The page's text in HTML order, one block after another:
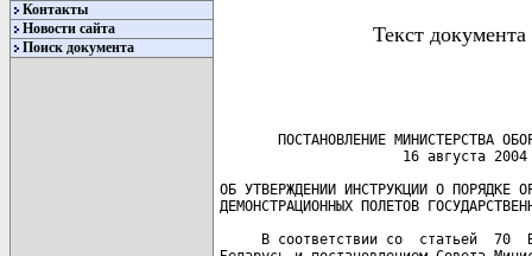
Контакты
Новости сайта
Поиск документа
Текст
ПОСТАНОВЛЕНИЕ МИНИСТЕРСТВА
16 августа 2004
ОБ УТВЕРЖДЕНИИ ИНСТРУКЦИИ О ПОРЯДКЕ
ДЕМОНСТРАЦИОННЫХ ПОЛЕТОВ
В соответствии со  статьей  70